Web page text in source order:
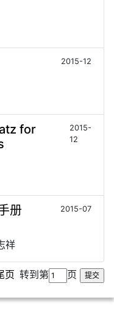
2015-12
for
2015-
12
册 2015-07
祥
页 转到第 页